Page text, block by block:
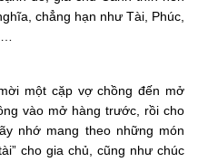
chẳng hạn như Tài, Phúc,
một cặp vợ chồng đến mở
vào mở hàng trước, rồi cho
nhớ mang theo những món
cho gia chủ, cũng như chúc